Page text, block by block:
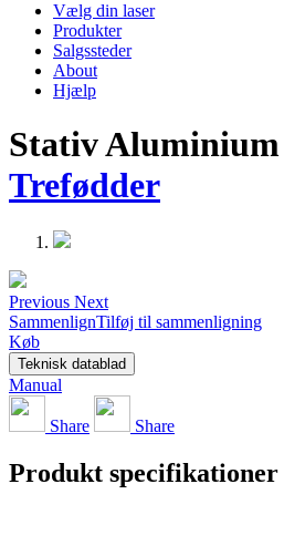
Vælg din laser
Produkter
Salgssteder
About
Hjælp
Stativ Aluminium
Trefødder
Previous Next
SammenlignTilføj til sammenligning
Køb
Teknisk datablad
Manual
Share Share
Produkt specifikationer